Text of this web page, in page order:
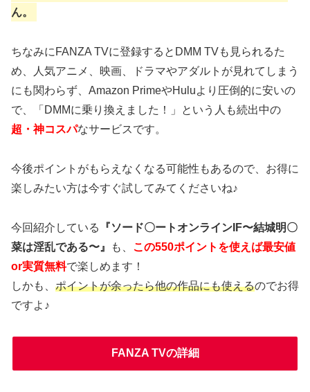
ん。
ちなみにFANZA TVに登録するとDMM TVも見られるた
め、人気アニメ、映画、ドラマやアダルトが見れてしまう
にも関わらず、Amazon PrimeやHuluより圧倒的に安いの
で、「DMMに乗り換えました！」という人も続出中の
超・神コスパなサービスです。
今後ポイントがもらえなくなる可能性もあるので、お得に
楽しみたい方は今すぐ試してみてくださいね♪
今回紹介している
『ソード〇ートオンラインIF〜結城明〇
菜は淫乱である〜』
も、 この550ポイントを使えば最安値
or実質無料で楽しめます！
しかも、 ポイントが余ったら他の作品にも使えるのでお得
ですよ♪
FANZA TVの詳細